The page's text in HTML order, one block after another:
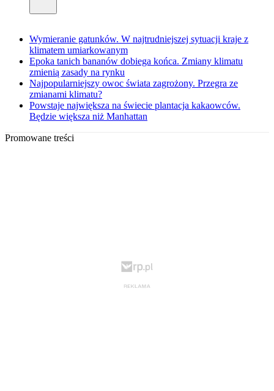
Wymieranie gatunków. W najtrudniejszej sytuacji kraje z
klimatem umiarkowanym
Epoka tanich bananów dobiega końca. Zmiany klimatu
zmienią zasady na rynku
Najpopularniejszy owoc świata zagrożony. Przegra ze
zmianami klimatu?
Powstaje największa na świecie plantacja kakaowców.
Będzie większa niż Manhattan
Promowane treści